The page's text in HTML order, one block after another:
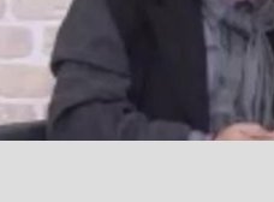
「90%は失敗する。でも…」本田圭
終戦から81年